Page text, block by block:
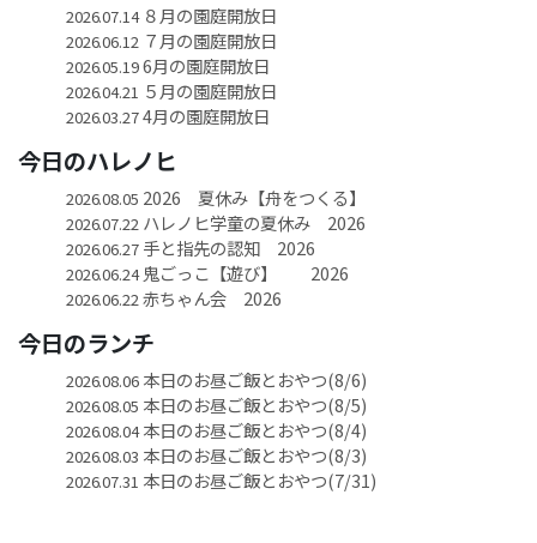
2026.07.14８月の園庭開放日
2026.06.12 ７月の園庭開放日
2026.05.196月の園庭開放日
2026.04.21 ５月の園庭開放日
2026.03.274月の園庭開放日
今日のハレノヒ
2026.08.05 2026 夏休み【舟をつくる】
2026.07.22 ハレノヒ学童の夏休み 2026
2026.06.27手と指先の認知 2026
2026.06.24鬼ごっこ【遊び】 2026
2026.06.22 赤ちゃん会 2026
今日のランチ
2026.08.06本日のお昼ご飯とおやつ(8/6)
2026.08.05 本日のお昼ご飯とおやつ(8/5)
2026.08.04本日のお昼ご飯とおやつ(8/4)
2026.08.03 本日のお昼ご飯とおやつ(8/3)
2026.07.31 本日のお昼ご飯とおやつ(7/31)